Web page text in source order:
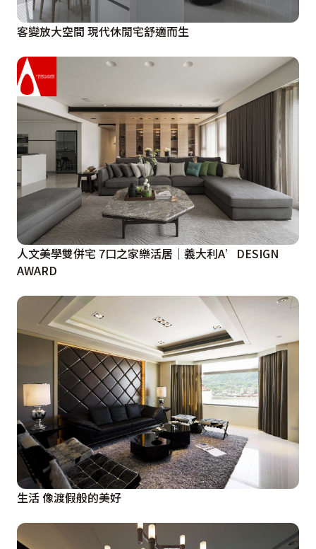
客變放大空間 現代休閒宅舒適而生
人文美學雙併宅 7口之家樂活居｜義大利A’DESIGN
AWARD
生活 像渡假般的美好